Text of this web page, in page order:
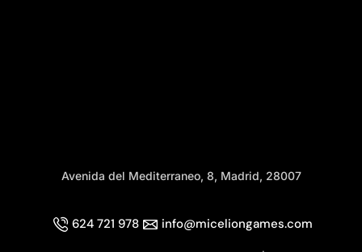
Avenida del Mediterraneo, 8, Madrid, 28007
624 721 978 info@miceliongames.com